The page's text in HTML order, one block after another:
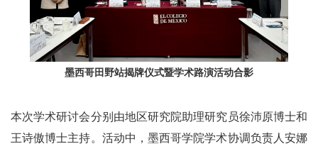
墨西哥田野站揭牌仪式暨学术路演活动合影
本次学术研讨会分别由地区研究院助理研究员徐沛原博士和
王诗傲博士主持。活动中，墨西哥学院学术协调负责人安娜